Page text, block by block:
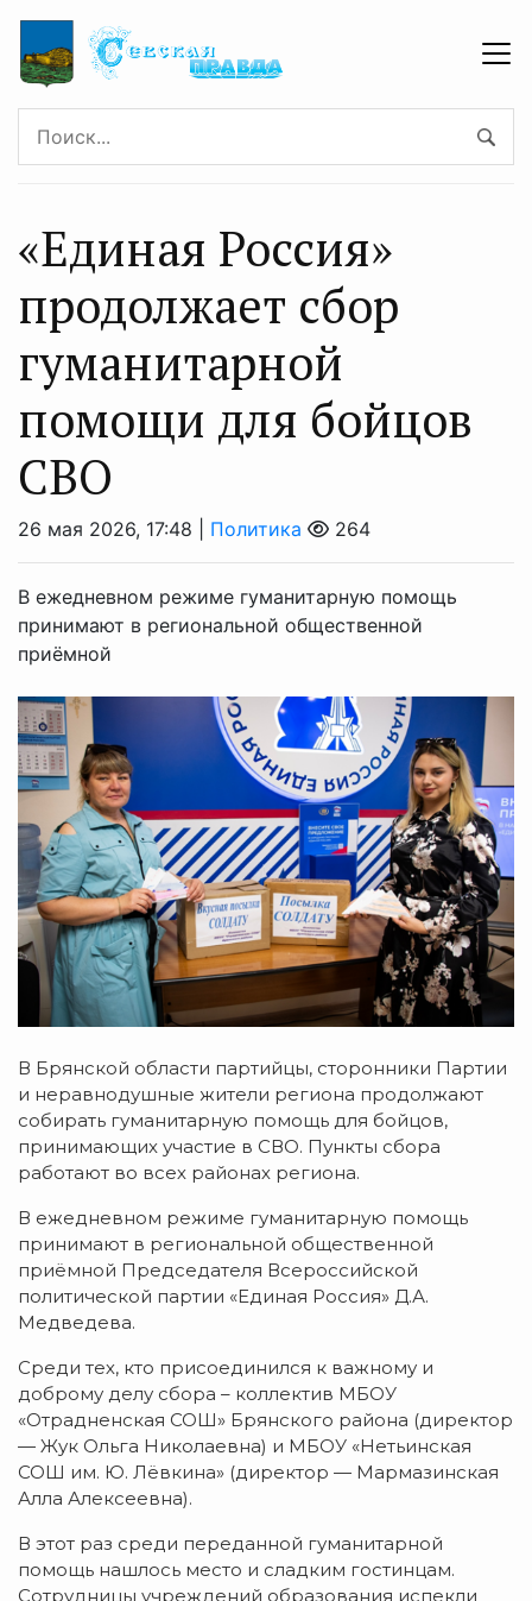
«Единая Россия»
продолжает сбор
гуманитарной
помощи для бойцов
СВО
26 мая 2026, 17:48 | Политика 264
В ежедневном режиме гуманитарную помощь
принимают в региональной общественной
приёмной
В Брянской области партийцы, сторонники Партии
и неравнодушные жители региона продолжают
собирать гуманитарную помощь для бойцов,
принимающих участие в СВО. Пункты сбора
работают во всех районах региона.
В ежедневном режиме гуманитарную помощь
принимают в региональной общественной
приёмной Председателя Всероссийской
политической партии «Единая Россия» Д.А.
Медведева.
Среди тех, кто присоединился к важному и
доброму делу сбора – коллектив МБОУ
«Отрадненская СОШ» Брянского района (директор
— Жук Ольга Николаевна) и МБОУ «Нетьинская
СОШ им. Ю. Лёвкина» (директор — Мармазинская
Алла Алексеевна).
В этот раз среди переданной гуманитарной
помощь нашлось место и сладким гостинцам.
Сотрудницы учреждений образования испекли